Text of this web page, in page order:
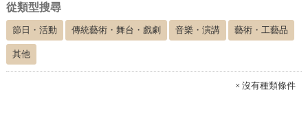
從類型搜尋
節日・活動 傳統藝術・舞台・戲劇 音樂・演講 藝術・工藝品
其他
× 沒有種類條件